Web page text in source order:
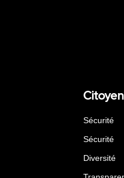
Sécurité
Sécurité
Diversité